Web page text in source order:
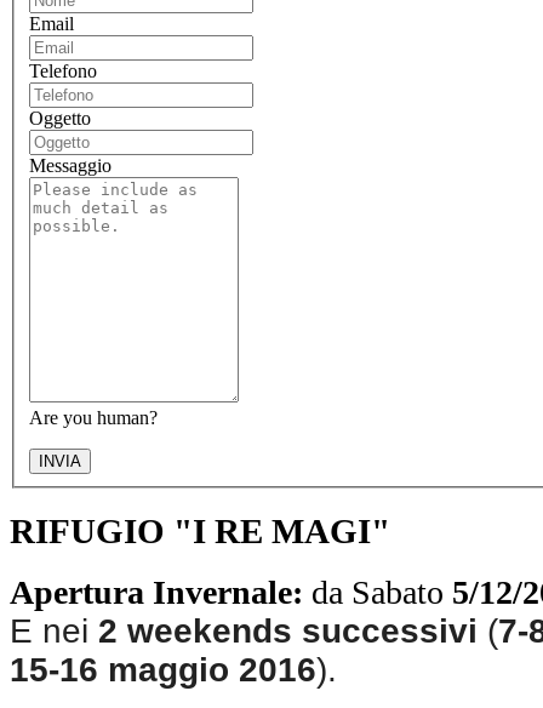
Email
Telefono
Oggetto
Messaggio
Are you human?
INVIA
RIFUGIO "I RE MAGI"
Apertura Invernale: da Sabato 5/12/
E nei 2 weekends successivi (7-
15-16 maggio 2016).